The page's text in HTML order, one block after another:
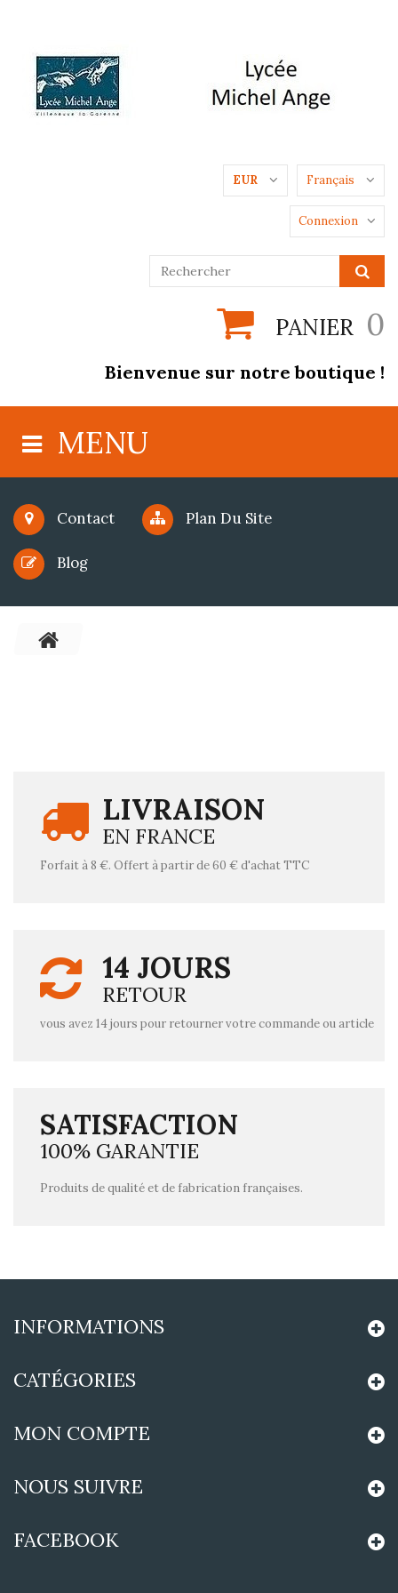
Français
EUR
Connexion
PANIER 0
Bienvenue sur notre boutique !
MENU
Contact Plan Du Site
Blog
LIVRAISON
EN FRANCE
Forfait à 8 €. Offert à partir de 60 € d'achat TTC
14 JOURS
RETOUR
vous avez 14 jours pour retourner votre commande ou article
SATISFACTION
100% GARANTIE
Produits de qualité et de fabrication françaises.
INFORMATIONS
CATÉGORIES
MON COMPTE
NOUS SUIVRE
FACEBOOK